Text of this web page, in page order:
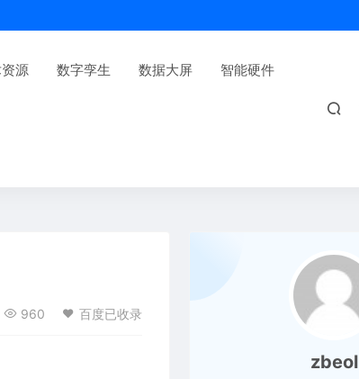
源 数字孪生 数据大屏 智能硬件
960 百度已收录
zbeol